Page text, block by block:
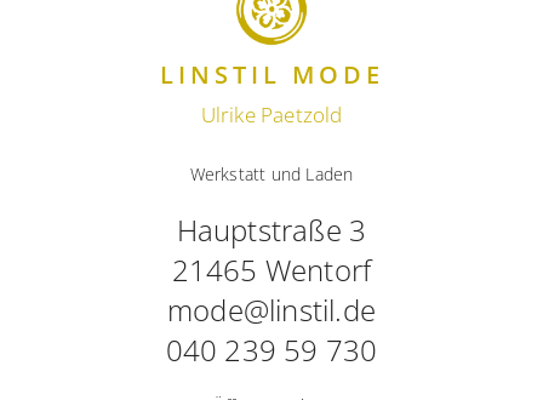
Werkstatt und Laden
Hauptstraße 3
21465 Wentorf
mode@linstil.de
040 239 59 730
LINSTIL MODE
Ulrike Paetzold